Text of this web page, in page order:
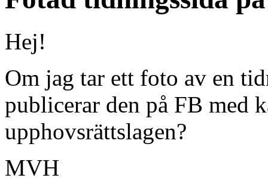
Hej!
Om jag tar ett foto av en
publicerar den på FB med
upphovsrättslagen?
MVH